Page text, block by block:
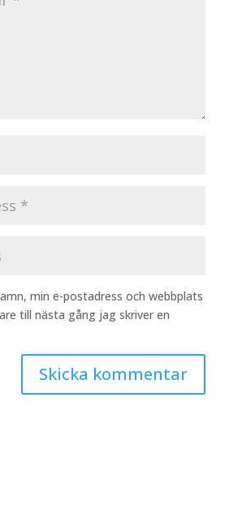
min e-postadress och webbplats
till nästa gång jag skriver en